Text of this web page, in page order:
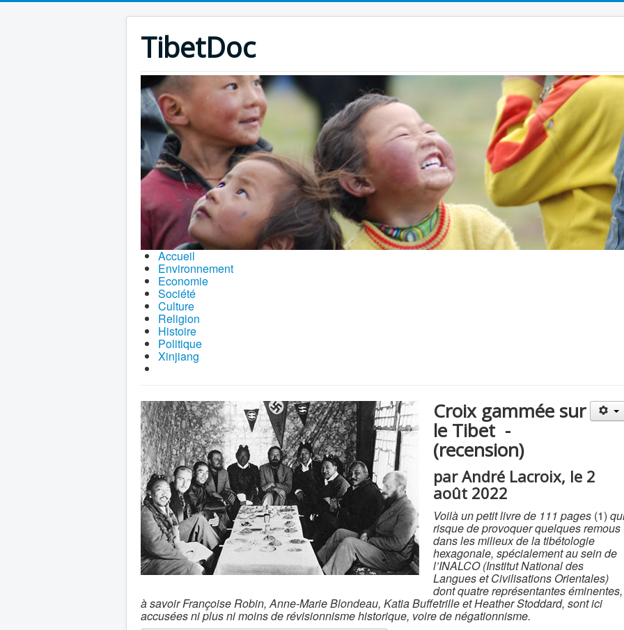
TibetDoc
Accueil
Environnement
Economie
Société
Culture
Religion
Histoire
Politique
Xinjiang
Croix gammée sur
le Tibet -
(recension)
par André Lacroix, le 2
août 2022
Voilà un petit livre de 111 pages (1)
risque de provoquer quelques remous
dans les milieux de la tibétologie
hexagonale, spécialement au sein de
l’INALCO (Institut National des
Langues et Civilisations Orientales)
dont quatre représentantes éminentes,
à savoir Françoise Robin, Anne-Marie Blondeau, Katia Buffetrille et Heather Stoddard, sont ici
accusées ni plus ni moins de révisionnisme historique, voire de négationnisme.